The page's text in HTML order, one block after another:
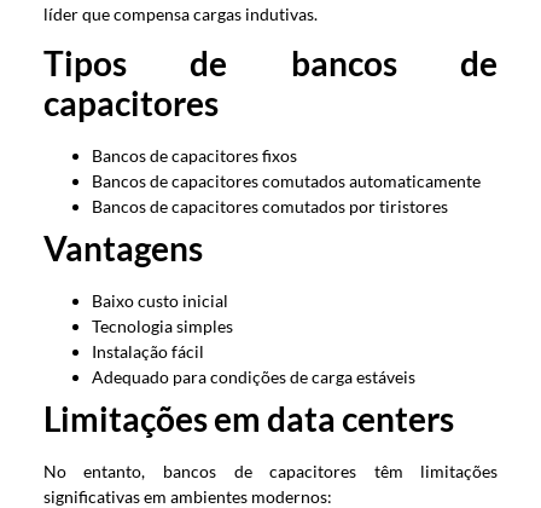
líder que compensa cargas indutivas.
Tipos de bancos de
capacitores
Bancos de capacitores fixos
Bancos de capacitores comutados automaticamente
Bancos de capacitores comutados por tiristores
Vantagens
Baixo custo inicial
Tecnologia simples
Instalação fácil
Adequado para condições de carga estáveis
Limitações em data centers
No entanto, bancos de capacitores têm limitações
significativas em ambientes modernos: